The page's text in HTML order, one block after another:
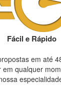
Fácil e Rápido
em até
em qualquer